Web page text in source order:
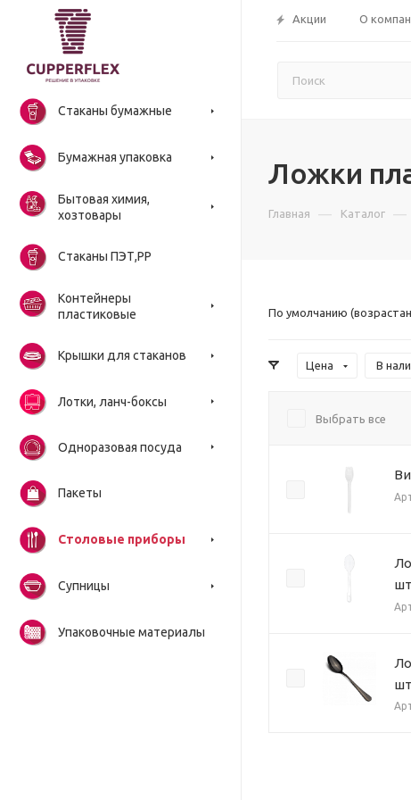
Акции О
Стаканы бумажные
Бумажная упаковка
Бытовая химия,
хозтовары
Стаканы ПЭТ,РР
Контейнеры
пластиковые
Крышки для стаканов
Лотки, ланч-боксы
Одноразовая посуда
Пакеты
Столовые приборы
Супницы
Упаковочные материалы
Ложки
Главная — Каталог —
По умолчанию
Цена В
Выбрать все